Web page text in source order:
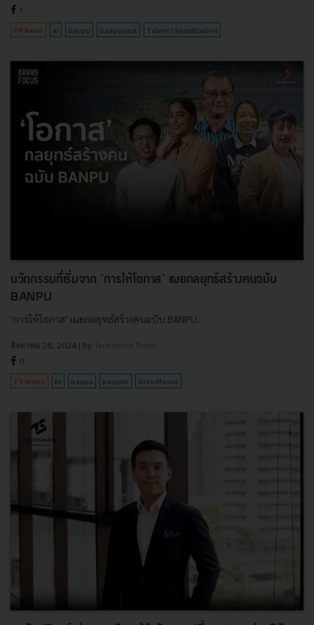
7
PR News ai banpu banpunext Talent Identification
นวัตกรรมที่เริ่มจาก ‘การให้โอกาส’ เผยกลยุทธ์สร้างคนฉบับ
BANPU
‘การให้โอกาส’ เผยกลยุทธ์สร้างคนฉบับ BANPU...
สิงหาคม 28, 2024 | By Techsauce Team
0
TS Video hr banpu people brandfocus